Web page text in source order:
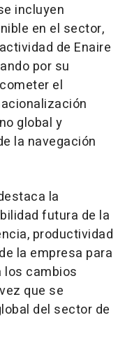
incluyen
en el sector,
de Enaire
por su
el
global y
la navegación
la
futura de la
productividad
la empresa para
los cambios
que se
del sector de